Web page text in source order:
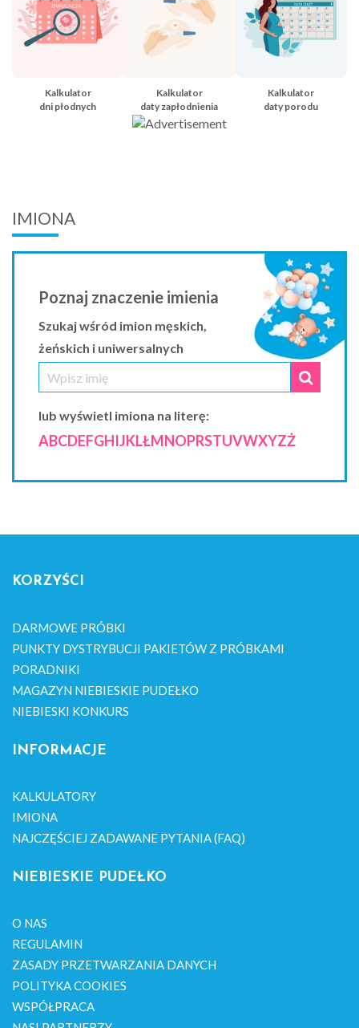
Kalkulator
dni płodnych
Kalkulator
daty zapłodnienia
Kalkulator
daty porodu
IMIONA
Poznaj znaczenie imienia
Szukaj wśród imion męskich,
żeńskich i uniwersalnych
lub wyświetl imiona na literę:
ABCDEFGHIJKLŁMNOPRSTUVWXYZŻ
KORZYŚCI
DARMOWE PRÓBKI
PUNKTY DYSTRYBUCJI PAKIETÓW Z PRÓBKAMI
PORADNIKI
MAGAZYN NIEBIESKIE PUDEŁKO
NIEBIESKI KONKURS
INFORMACJE
KALKULATORY
IMIONA
NAJCZĘŚCIEJ ZADAWANE PYTANIA (FAQ)
NIEBIESKIE PUDEŁKO
O NAS
REGULAMIN
ZASADY PRZETWARZANIA DANYCH
POLITYKA COOKIES
WSPÓŁPRACA